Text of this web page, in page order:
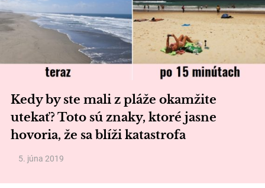
Kedy by ste mali z pláže okamžite
utekať? Toto sú znaky, ktoré jasne
hovoria, že sa blíži katastrofa
5. júna 2019